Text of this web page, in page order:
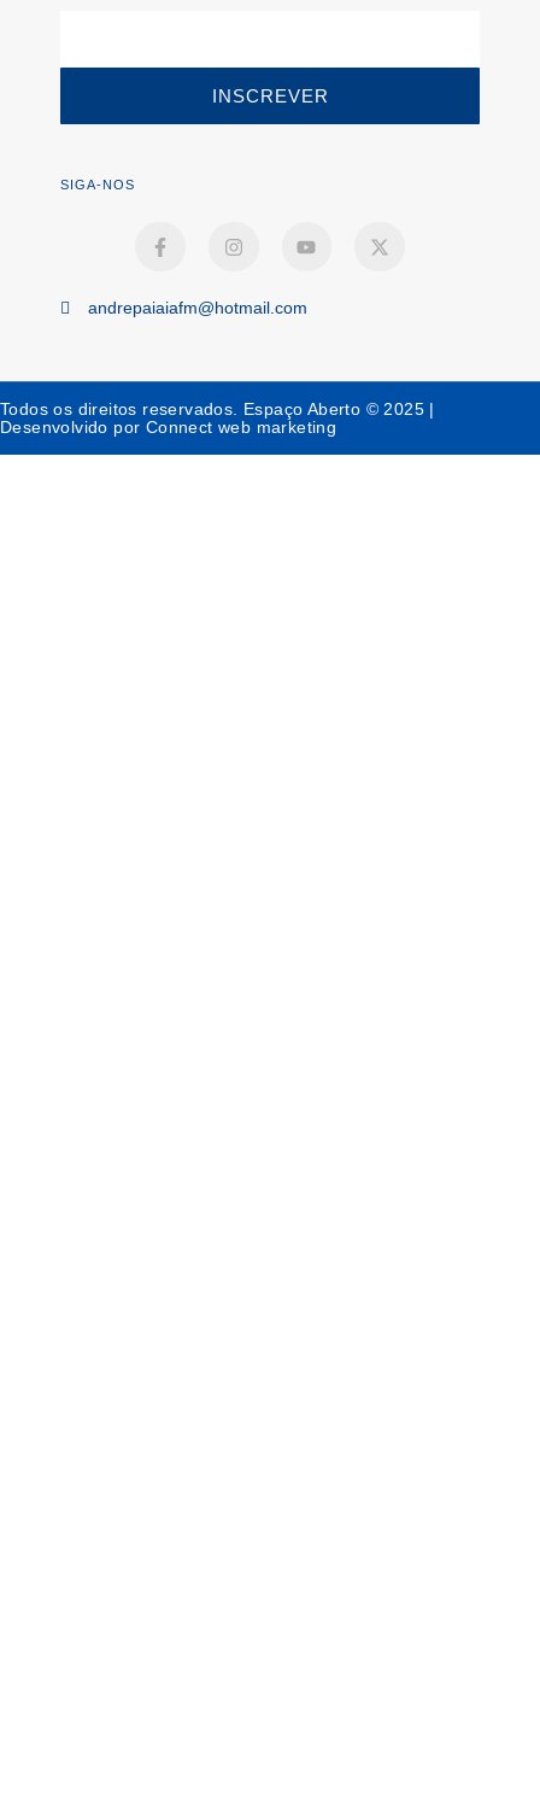
INSCREVER
SIGA-NOS
andrepaiaiafm@hotmail.com
Todos os direitos reservados. Espaço Aberto © 2025 |
Desenvolvido por Connect web marketing